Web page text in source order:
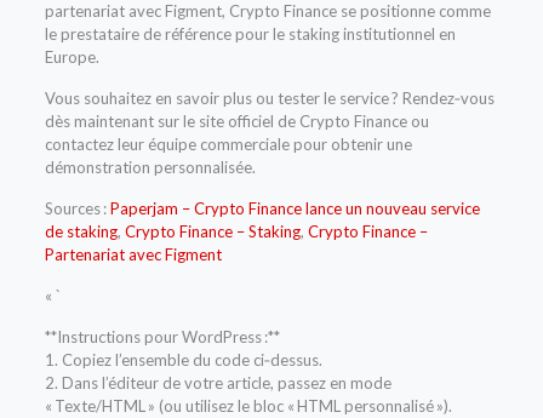
partenariat avec Figment, Crypto Finance se positionne comme
le prestataire de référence pour le staking institutionnel en
Europe.
Vous souhaitez en savoir plus ou tester le service ? Rendez‑vous
dès maintenant sur le site officiel de Crypto Finance ou
contactez leur équipe commerciale pour obtenir une
démonstration personnalisée.
Sources :Paperjam – Crypto Finance lance un nouveau service
de staking, Crypto Finance – Staking, Crypto Finance –
Partenariat avec Figment
« `
**Instructions pour WordPress :**
1. Copiez l’ensemble du code ci‑dessus.
2. Dans l’éditeur de votre article, passez en mode
« Texte/HTML » (ou utilisez le bloc « HTML personnalisé »).